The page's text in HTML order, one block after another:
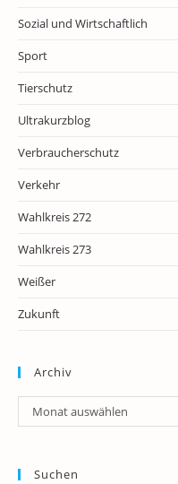
Sozial und Wirtschaftlich
Sport
Tierschutz
Ultrakurzblog
Verbraucherschutz
Verkehr
Wahlkreis 272
Wahlkreis 273
Weißer
Zukunft
Archiv
Archiv
Monat auswählen
Suchen